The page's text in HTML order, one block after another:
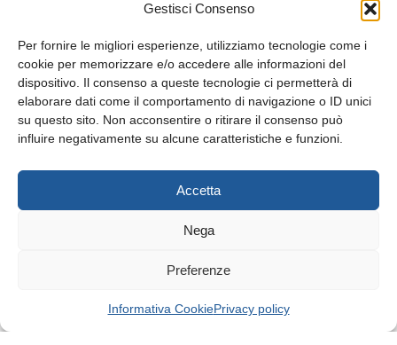
Gestisci Consenso
Per fornire le migliori esperienze, utilizziamo tecnologie come i
cookie per memorizzare e/o accedere alle informazioni del
dispositivo. Il consenso a queste tecnologie ci permetterà di
elaborare dati come il comportamento di navigazione o ID unici
su questo sito. Non acconsentire o ritirare il consenso può
influire negativamente su alcune caratteristiche e funzioni.
Accetta
Nega
Preferenze
Informativa CookiePrivacy policy
Fax 045 9211599
© Tutti i diritti riservati